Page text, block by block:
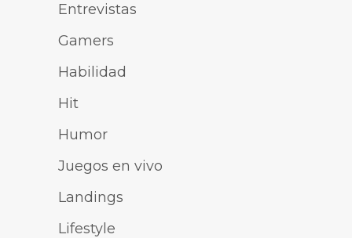
Entrevistas
Gamers
Habilidad
Hit
Humor
Juegos en vivo
Landings
Lifestyle